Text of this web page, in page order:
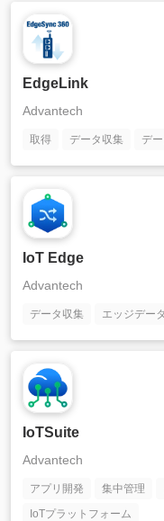
EdgeLink
Advantech
取得 データ収集 デ
IoT Edge
Advantech
データ収集 エッジデー
IoTSuite
Advantech
アプリ開発 集中管理
IoTプラットフォーム